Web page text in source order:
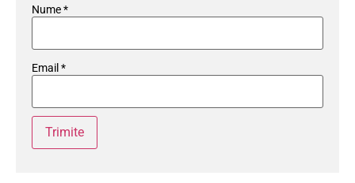
Nume*
Email*